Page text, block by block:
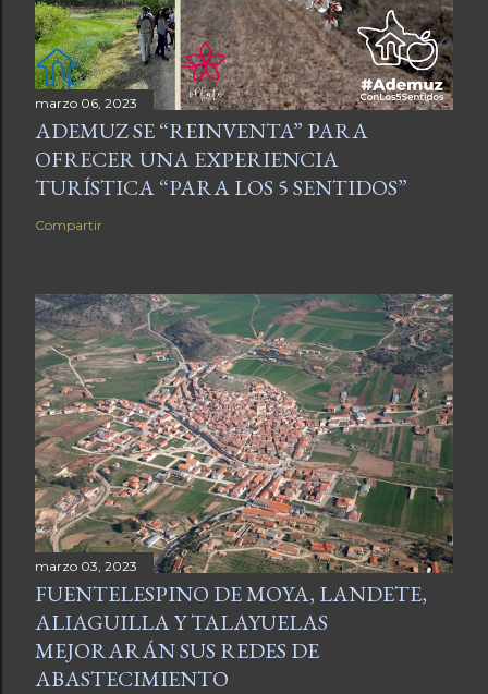
marzo 06, 2023
ADEMUZ SE “REINVENTA” PARA
OFRECER UNA EXPERIENCIA
TURÍSTICA “PARA LOS 5 SENTIDOS”
Compartir
marzo 03, 2023
FUENTELESPINO DE MOYA, LANDETE,
ALIAGUILLA Y TALAYUELAS
MEJORARÁN SUS REDES DE
ABASTECIMIENTO